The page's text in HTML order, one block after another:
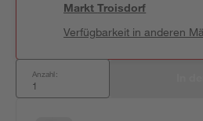
MarktTroisdorf
Verfügbarkeit in anderen
Anzahl: